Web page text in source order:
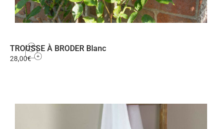
TROUSSE À BRODER Blanc
28,00€